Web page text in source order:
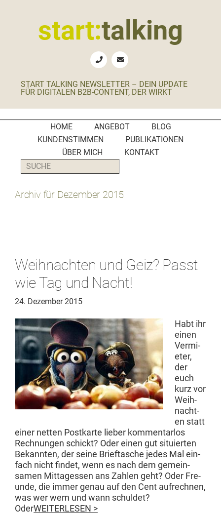
start:talking
B2B-
Social
Media
Manager
PR-
Agenturen
START TALKING NEWSLETTER – DEIN UPDATE
FÜR DIGITALEN B2B-CONTENT, DER WIRKT
HOME ANGEBOT
BLOG
KUNDENSTIMMEN
PUBLIKATIONEN
ÜBER MICH
KONTAKT
SUCHE
Archiv für Dezember 2015
Weihnachten und Geiz? Passt
wie Tag und Nacht!
24. Dezember 2015
Habt ihr
einen
Ver­mi­
eter,
der
euch
kurz vor
Wei­h­
nacht­
en statt
ein­er net­ten Postkarte lieber kom­men­tar­los
Rech­nun­gen schickt? Oder einen gut situ­ierten
Bekan­nten, der seine Brief­tasche jedes Mal ein­
fach nicht find­et, wenn es nach dem gemein­
samen Mit­tagessen ans Zahlen geht? Oder Fre­
unde, die immer genau auf den Cent aufrech­nen,
was wer wem und wann schuldet?
OderWEITERLESEN >